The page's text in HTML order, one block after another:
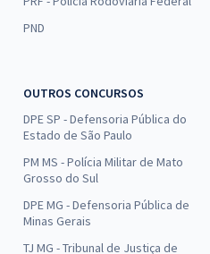
PND
OUTROS CONCURSOS
DPE SP - Defensoria Pública do
Estado de São Paulo
PM MS - Polícia Militar de Mato
Grosso do Sul
DPE MG - Defensoria Pública de
Minas Gerais
TJ MG - Tribunal de Justiça de